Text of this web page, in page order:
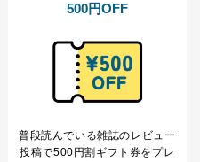
500円OFF
普段読んでいる雑誌のレビュー
投稿で500円割ギフト券をプレ